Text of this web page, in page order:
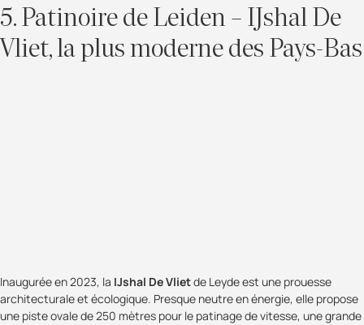
5. Patinoire de Leiden – IJshal De
Vliet, la plus moderne des Pays-Bas
Inaugurée en 2023, la IJshal De Vlietde Leyde est une prouesse
architecturale et écologique. Presque neutre en énergie, elle propose
une piste ovale de 250 mètres pour le patinage de vitesse, une grande